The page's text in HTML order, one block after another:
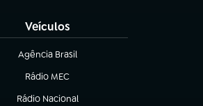
Veículos
Agência Brasil
(abre em nova aba)
Rádio MEC
(abre em nova aba)
Rádio Nacional